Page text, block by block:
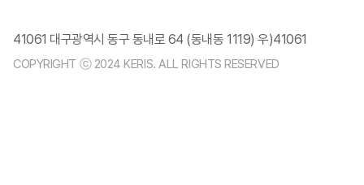
41061 대구광역시 동구 동내로 64 (동내동 1119) 우)41061
COPYRIGHT ⓒ 2024 KERIS. ALL RIGHTS RESERVED